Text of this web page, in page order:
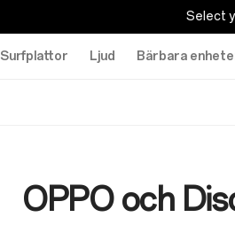
Select
Surfplattor Ljud Bärbara
OPPO och